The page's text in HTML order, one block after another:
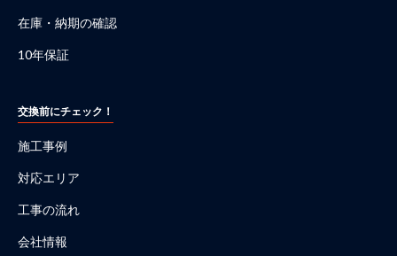
在庫・納期の確認
10年保証
交換前にチェック！
施工事例
対応エリア
工事の流れ
会社情報